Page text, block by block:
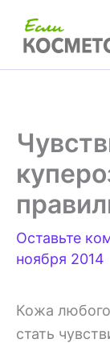
содержимому
Оставьте
ноября 2014
Кожа
стать